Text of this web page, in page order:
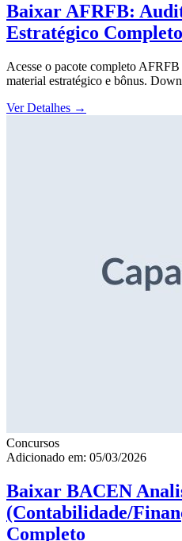
Baixar AFRFB:
Estratégico
Acesse o pacote completo
material estratégico e bônus.
Ver Detalhes →
Concursos
Adicionado em: 05/03/2026
Baixar BACEN
(Contabilidade/
Completo